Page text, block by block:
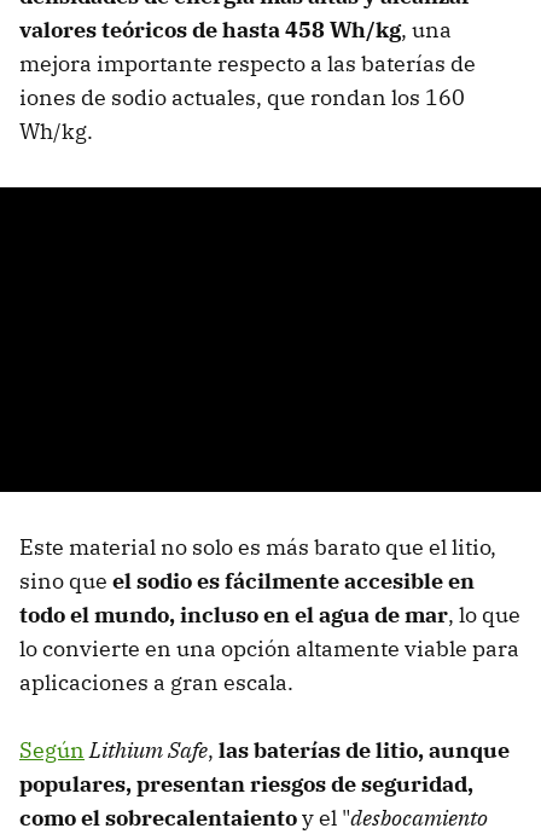
valores teóricos de hasta 458 Wh/kg, una
mejora importante respecto a las baterías de
iones de sodio actuales, que rondan los 160
Wh/kg.
Este material no solo es más barato que el litio,
sino que el sodio es fácilmente accesible en
todo el mundo, incluso en el agua de mar, lo que
lo convierte en una opción altamente viable para
aplicaciones a gran escala.
Según Lithium Safe, las baterías de litio, aunque
populares, presentan riesgos de seguridad,
como el sobrecalentaientoy el "desbocamiento